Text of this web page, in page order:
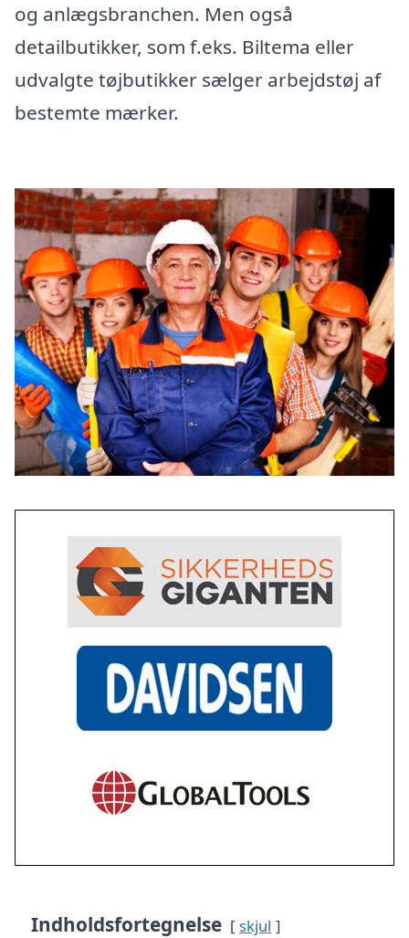
og anlægsbranchen. Men også
detailbutikker, som f.eks. Biltema eller
udvalgte tøjbutikker sælger arbejdstøj af
bestemte mærker.
Indholdsfortegnelse skjul